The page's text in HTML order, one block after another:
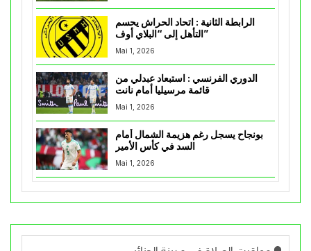
الرابطة الثانية : اتحاد الحراش يحسم
التأهل إلى “البلاي أوف”
Mai 1, 2026
الدوري الفرنسي : استبعاد عبدلي من
قائمة مرسيليا أمام نانت
Mai 1, 2026
بونجاح يسجل رغم هزيمة الشمال أمام
السد في كأس الأمير
Mai 1, 2026